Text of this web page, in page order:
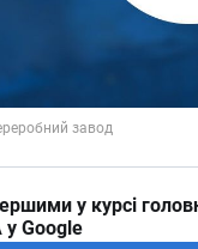
у курсі
у Google